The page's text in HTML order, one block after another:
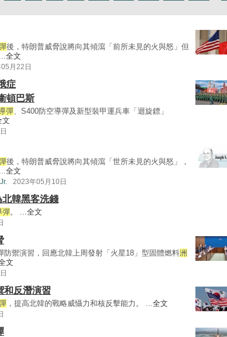
後，特朗普威脅說將向其傾瀉「前所未見的火與怒」但
全文
月22日
症
頓巴斯
彈、S400防空導彈及新型裝甲運兵車「迴旋鏢」
文
後，特朗普威脅說將向其傾瀉「世所未見的火與怒」，
全文
2023年05月10日
韓黑客洗錢
彈。 ...全文
防禦演習，回應北韓上周發射「火星18」型固體燃料洲
文
和反潛演習
，提高北韓的戰略威懾力和核反擊能力。 ...全文